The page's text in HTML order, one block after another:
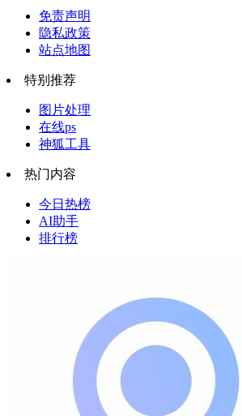
免责声明
隐私政策
站点地图
特别推荐
图片处理
在线ps
神狐工具
热门内容
今日热榜
AI助手
排行榜